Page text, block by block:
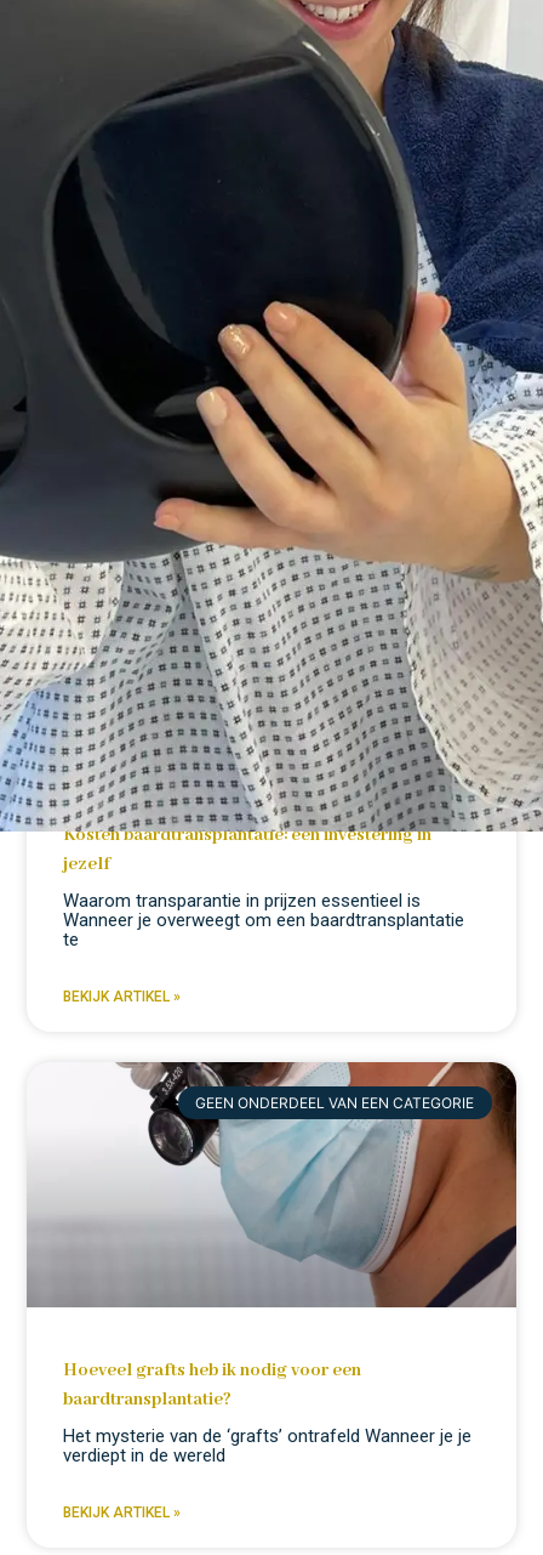
GEEN ONDERDEEL VAN EEN CATEGORIE
Is een baardtransplantatie pijnlijk? Wat je kunt
verwachten
De drempel van angst voor pijn wegnemen De wens
voor een volle baard
GEEN ONDERDEEL VAN EEN CATEGORIE
Kosten baardtransplantatie: een investering in
jezelf
Waarom transparantie in prijzen essentieel is
Wanneer je overweegt om een baardtransplantatie
te
BEKIJK ARTIKEL »
GEEN ONDERDEEL VAN EEN CATEGORIE
Hoeveel grafts heb ik nodig voor een
baardtransplantatie?
Het mysterie van de ‘grafts’ ontrafeld Wanneer je je
verdiept in de wereld
BEKIJK ARTIKEL »